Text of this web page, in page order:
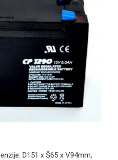
D151 x Š65 x V94mm,